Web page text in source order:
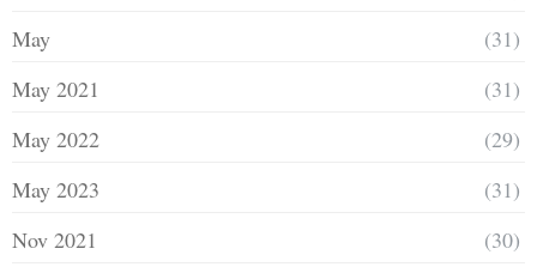
May
(31)
May 2021
(31)
May 2022
(29)
May 2023
(31)
Nov 2021
(30)